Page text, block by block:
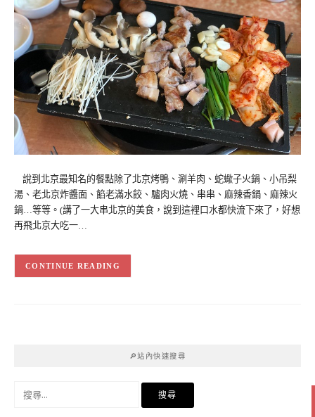
說到北京最知名的餐點除了北京烤鴨、涮羊肉、蛇蠍子火鍋、小吊梨
湯、老北京炸醬面、餡老滿水餃、驢肉火燒、串串、麻辣香鍋、麻辣火
鍋…等等。(講了一大串北京的美食，說到這裡口水都快流下來了，好想
再飛北京大吃一…
CONTINUE READING
🔎站內快速搜尋